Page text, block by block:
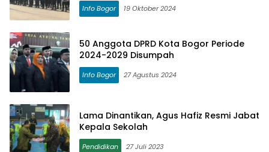
Info Bogor 19 Oktober 2024
50 Anggota DPRD Kota Bogor Periode
2024-2029 Disumpah
Info Bogor 27 Agustus 2024
Lama Dinantikan, Agus Hafiz Resmi Jabat
Kepala Sekolah
Pendidikan 27 Juli 2023